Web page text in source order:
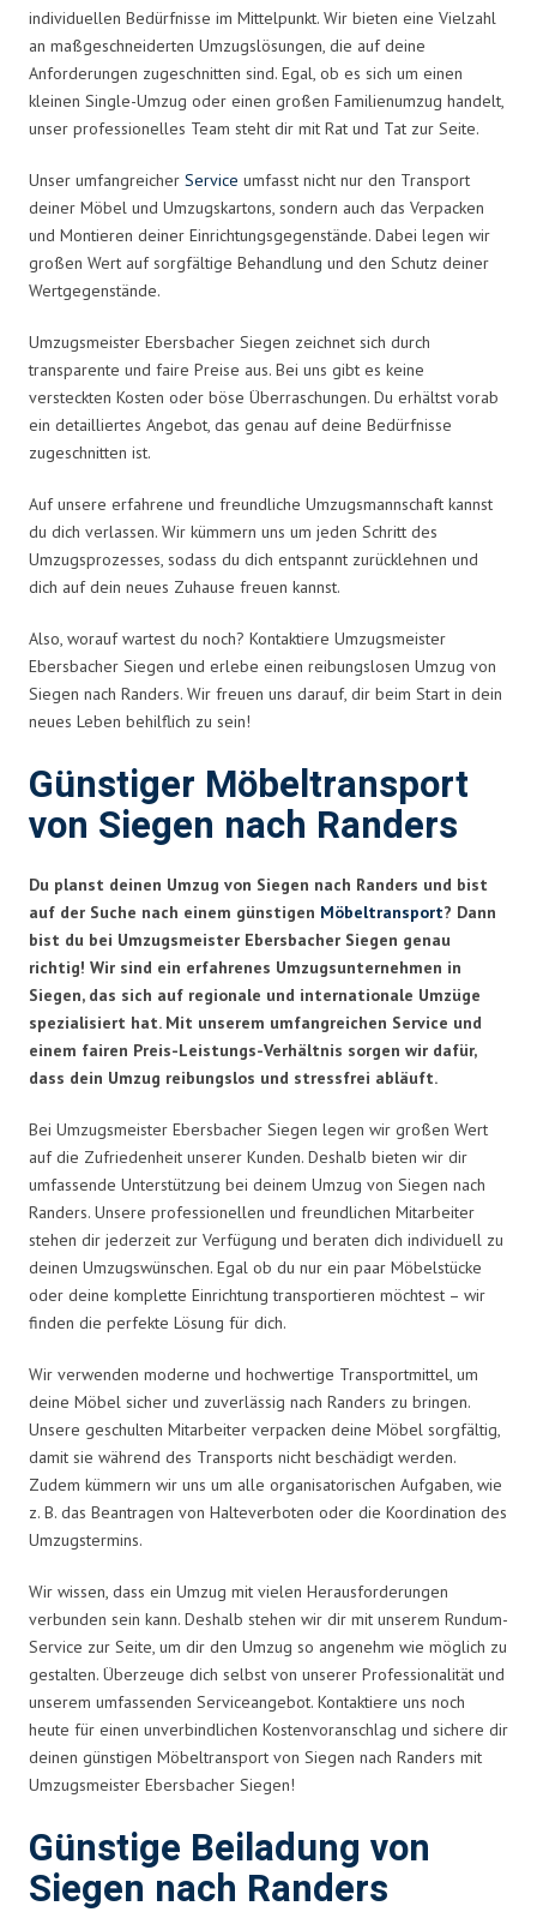
individuellen Bedürfnisse im Mittelpunkt. Wir bieten eine Vielzahl
an maßgeschneiderten Umzugslösungen, die auf deine
Anforderungen zugeschnitten sind. Egal, ob es sich um einen
kleinen Single-Umzug oder einen großen Familienumzug handelt,
unser professionelles Team steht dir mit Rat und Tat zur Seite.
Unser umfangreicher Service umfasst nicht nur den Transport
deiner Möbel und Umzugskartons, sondern auch das Verpacken
und Montieren deiner Einrichtungsgegenstände. Dabei legen wir
großen Wert auf sorgfältige Behandlung und den Schutz deiner
Wertgegenstände.
Umzugsmeister Ebersbacher Siegen zeichnet sich durch
transparente und faire Preise aus. Bei uns gibt es keine
versteckten Kosten oder böse Überraschungen. Du erhältst vorab
ein detailliertes Angebot, das genau auf deine Bedürfnisse
zugeschnitten ist.
Auf unsere erfahrene und freundliche Umzugsmannschaft kannst
du dich verlassen. Wir kümmern uns um jeden Schritt des
Umzugsprozesses, sodass du dich entspannt zurücklehnen und
dich auf dein neues Zuhause freuen kannst.
Also, worauf wartest du noch? Kontaktiere Umzugsmeister
Ebersbacher Siegen und erlebe einen reibungslosen Umzug von
Siegen nach Randers. Wir freuen uns darauf, dir beim Start in dein
neues Leben behilflich zu sein!
Günstiger Möbeltransport
von Siegen nach Randers
Du planst deinen Umzug von Siegen nach Randers und bist
auf der Suche nach einem günstigen Möbeltransport? Dann
bist du bei Umzugsmeister Ebersbacher Siegen genau
richtig! Wir sind ein erfahrenes Umzugsunternehmen in
Siegen, das sich auf regionale und internationale Umzüge
spezialisiert hat. Mit unserem umfangreichen Service und
einem fairen Preis-Leistungs-Verhältnis sorgen wir dafür,
dass dein Umzug reibungslos und stressfrei abläuft.
Bei Umzugsmeister Ebersbacher Siegen legen wir großen Wert
auf die Zufriedenheit unserer Kunden. Deshalb bieten wir dir
umfassende Unterstützung bei deinem Umzug von Siegen nach
Randers. Unsere professionellen und freundlichen Mitarbeiter
stehen dir jederzeit zur Verfügung und beraten dich individuell zu
deinen Umzugswünschen. Egal ob du nur ein paar Möbelstücke
oder deine komplette Einrichtung transportieren möchtest – wir
finden die perfekte Lösung für dich.
Wir verwenden moderne und hochwertige Transportmittel, um
deine Möbel sicher und zuverlässig nach Randers zu bringen.
Unsere geschulten Mitarbeiter verpacken deine Möbel sorgfältig,
damit sie während des Transports nicht beschädigt werden.
Zudem kümmern wir uns um alle organisatorischen Aufgaben, wie
z. B. das Beantragen von Halteverboten oder die Koordination des
Umzugstermins.
Wir wissen, dass ein Umzug mit vielen Herausforderungen
verbunden sein kann. Deshalb stehen wir dir mit unserem Rundum-
Service zur Seite, um dir den Umzug so angenehm wie möglich zu
gestalten. Überzeuge dich selbst von unserer Professionalität und
unserem umfassenden Serviceangebot. Kontaktiere uns noch
heute für einen unverbindlichen Kostenvoranschlag und sichere dir
deinen günstigen Möbeltransport von Siegen nach Randers mit
Umzugsmeister Ebersbacher Siegen!
Günstige Beiladung von
Siegen nach Randers